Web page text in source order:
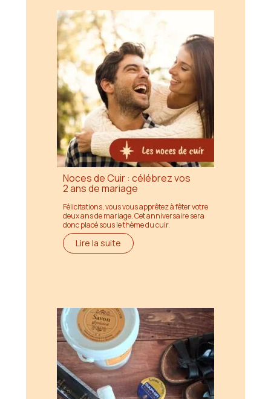
Noces de Cuir : célébrez vos
2 ans de mariage
Félicitations, vous vous apprêtez à fêter votre
deux ans de mariage. Cet anniversaire sera
donc placé sous le thème du cuir.
Lire la suite